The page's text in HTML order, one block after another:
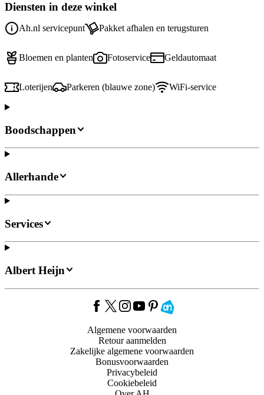
Diensten in deze winkel
Ah.nl servicepunt Pakket afhalen en terugsturen
Bloemen en planten Fotoservice Geldautomaat
Loterijen Parkeren (blauwe zone) WiFi-service
Boodschappen
Allerhande
Services
Albert Heijn
Algemene voorwaarden
Retour aanmelden
Zakelijke algemene voorwaarden
Bonusvoorwaarden
Privacybeleid
Cookiebeleid